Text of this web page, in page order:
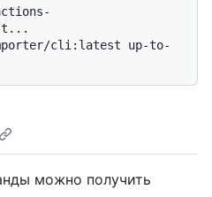
cli:latest up-to-
можно получить